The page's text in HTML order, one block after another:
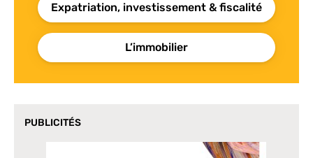
Expatriation, investissement & fiscalité
L’immobilier
PUBLICITÉS